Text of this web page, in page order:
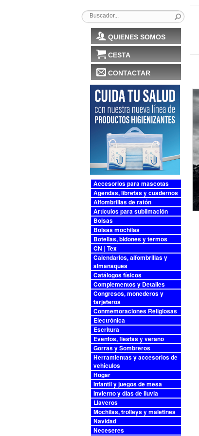
QUIENES SOMOS
CESTA
CONTACTAR
Accesorios para mascotas
Agendas, libretas y cuadernos
Alfombrillas de ratón
Artículos para sublimación
Bolsas
Bolsas mochilas
Botellas, bidones y termos
CN❘Tex
Calendarios, alfombrillas y
almanaques
Catálogos físicos
Complementos y Detalles
Congresos, monederos y
tarjeteros
Conmemoraciones Religiosas
Electrónica
Escritura
Eventos, fiestas y verano
Gorras y Sombreros
Herramientas y accesorios de
vehículos
Hogar
Infantil y juegos de mesa
Invierno y días de lluvia
Llaveros
Mochilas, trolleys y maletines
Navidad
Neceseres